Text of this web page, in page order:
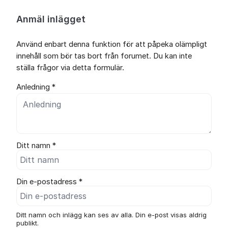
Anmäl inlägget
Använd enbart denna funktion för att påpeka olämpligt
innehåll som bör tas bort från forumet. Du kan inte
ställa frågor via detta formulär.
Anledning *
Ditt namn *
Din e-postadress *
Ditt namn och inlägg kan ses av alla. Din e-post visas aldrig
publikt.